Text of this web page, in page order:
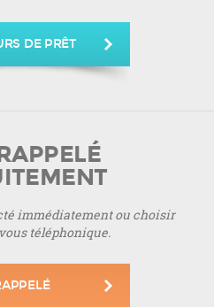
DE PRÊT
immédiatement ou choisir
téléphonique.